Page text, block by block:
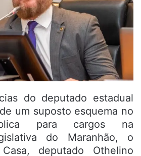
do deputado estadual
um suposto esquema no
para cargos na
do Maranhão, o
deputado Othelino